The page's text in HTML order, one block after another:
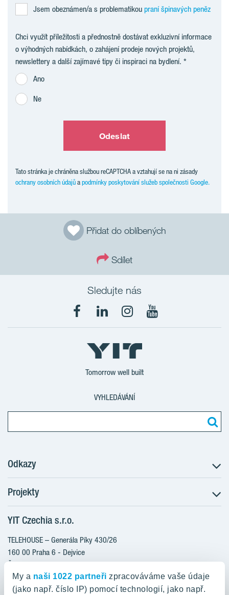
My a naši 1022 partneři zpracováváme vaše údaje
(jako např. číslo IP) pomocí technologií, jako např.
Přidat do oblíbených
Sdílet
Jsem obeznámen/a s problematikou praní špinavých peněz
Chci využít příležitosti a přednostně dostávat exkluzivní informace
o výhodných nabídkách, o zahájení prodeje nových projektů,
newslettery a další zajímavé tipy či inspiraci na bydlení.
Ano
Ne
Odeslat
Tato stránka je chráněna službou reCAPTCHA a vztahují se na ni zásady
ochrany osobních údajůapodmínky poskytování služeb společnosti Google.
Sledujte nás
Tomorrow well built
VYHLEDÁVÁNÍ
Odkazy
Postup koupě
Klientské změny
Aktuality
Blog
Kariéra
O nás
YIT PLUS
Projekty
RANTA Barrandov III
RANTA Barrandov IV
TOIVO Roztyly II
KALEVALA
YIT Czechia s.r.o.
TELEHOUSE – Generála Píky 430/26
160 00 Praha 6 - Dejvice
Česká republika